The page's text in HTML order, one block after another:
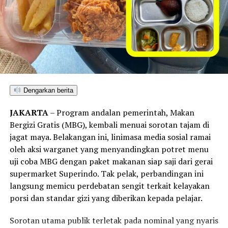
Subianto. Apabila lampu hijau diberikan oleh Istana, SIJ
akan mengukir sejarah sebagai institusi pendidikan
pertama di luar batas negara yang mengadaptasi
program pemenuhan gizi ini.
“Jika disetujui oleh Presiden, ini akan menjadi
percontohan pertama (MBG di luar negeri),” kata dia
saat berada di Bandara King Abdul Aziz Jeddah. “Kami
Presiden apakah dimungkinkan kami membuat Satuan
Pelayanan Pemenuhan Gizi (SPPG) di sekolah Indonesia
Jeddah,” ujarnya.
Mengenai teknis pelaksanaan di lapangan, Dadan
menegaskan bahwa operasional pemenuhan gizi di luar
negeri tidak akan jauh berbeda dengan prosedur standar
di nusantara. Namun, pembentukan ekosistem ini
khususnya dengan Kementerian Luar Negeri serta
Dengarkan berita
JAKARTA– Program andalan pemerintah, Makan
Bergizi Gratis (MBG), kembali menuai sorotan tajam di
jagat maya. Belakangan ini, linimasa media sosial ramai
oleh aksi warganet yang menyandingkan potret menu
uji coba MBG dengan paket makanan siap saji dari gerai
supermarket Superindo. Tak pelak, perbandingan ini
langsung memicu perdebatan sengit terkait kelayakan
porsi dan standar gizi yang diberikan kepada pelajar.
Sorotan utama publik terletak pada nominal yang nyaris